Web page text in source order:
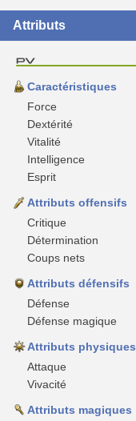
Attributs
Caractéristiques
Force
Dextérité
Vitalité
Intelligence
Esprit
Attributs offensifs
Critique
Détermination
Coups nets
Attributs défensifs
Défense
Défense magique
Attributs physiques
Attaque
Vivacité
Attributs magiques